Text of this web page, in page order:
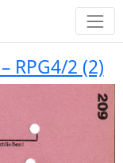
RPG4/2 (2)